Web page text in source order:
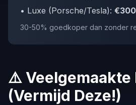
• Luxe (Porsche/Tesla):
30-50% goedkoper dan zonder
⚠️ Veelgemaakte
(Vermijd Deze!)